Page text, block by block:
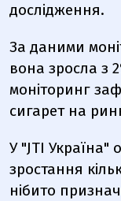
дослідження.
За даними
вона зросла з
моніторинг
сигарет на
У "JTI Україна"
зростання
нібито